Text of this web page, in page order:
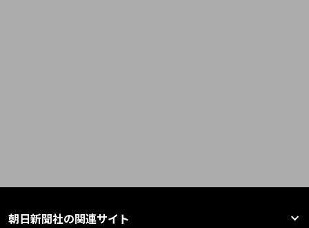
朝日新聞社の関連サイト